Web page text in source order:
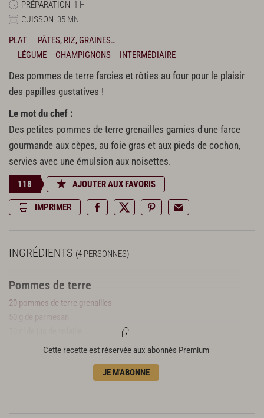
PRÉPARATION 1 H
CUISSON 35 MN
PLAT
PÂTES, RIZ, GRAINES…
LÉGUME
CHAMPIGNONS INTERMÉDIAIRE
Des pommes de terre farcies et rôties au four pour le plaisir
des papilles gustatives !
Le mot du chef :
Des petites pommes de terre grenailles garnies d'une farce
gourmande aux cèpes, au foie gras et aux pieds de cochon,
servies avec une émulsion aux noisettes.
118 AJOUTER AUX FAVORIS
IMPRIMER
INGRÉDIENTS (4 PERSONNES)
Pommes de terre
20 pommes de terre grenailles
50 g de parmesan
Émulsion noisette
Cette recette est réservée aux abonnés Premium
JE M'ABONNE